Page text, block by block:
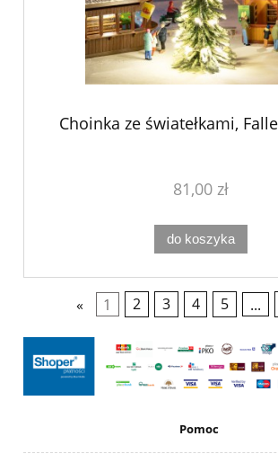
Choinka ze światełkami,
81,00 zł
do koszyka
« 1 2 3 4 5 ...
Pomoc